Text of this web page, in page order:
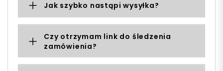
Jak szybko nastąpi wysyłka?
Czy otrzymam link do śledzenia
zamówienia?